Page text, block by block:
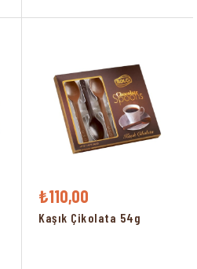
₺110,00
Kaşık Çikolata 54g